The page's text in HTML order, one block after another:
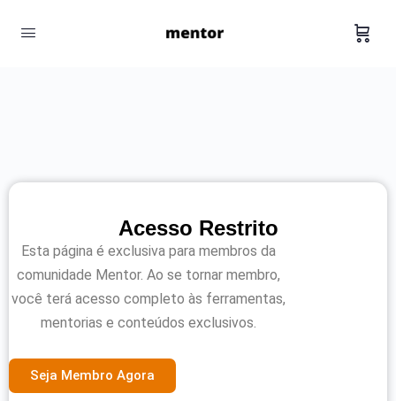
Acesso Restrito
Esta página é exclusiva para membros da
comunidade Mentor. Ao se tornar membro,
você terá acesso completo às ferramentas,
mentorias e conteúdos exclusivos.
Seja Membro Agora